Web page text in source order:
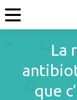
La
que